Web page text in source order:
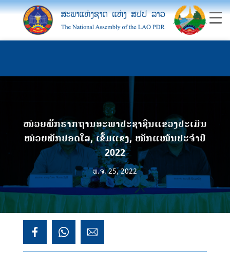
ໜ່ວຍພັກຮາກຖານສະພາປະຊາຊົນແຂວງປະເມີນ
ໜ່ວຍພັກປອດໃສ, ເຂັ້ມແຂງ, ໜັກແໜ້ນປະຈໍາປີ
2022
ພ.ຈ. 25, 2022